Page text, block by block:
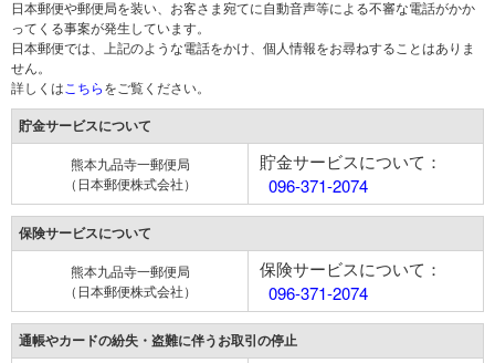
日本郵便や郵便局を装い、お客さま宛てに自動音声等による不審な電話がかか
ってくる事案が発生しています。
日本郵便では、上記のような電話をかけ、個人情報をお尋ねすることはありま
せん。
詳しくは こちらをご覧ください。
貯金サービスについて
熊本九品寺一郵便局
（日本郵便株式会社）
貯金サービスについて：
096-371-2074
保険サービスについて
熊本九品寺一郵便局
（日本郵便株式会社）
保険サービスについて：
096-371-2074
通帳やカードの紛失・盗難に伴うお取引の停止